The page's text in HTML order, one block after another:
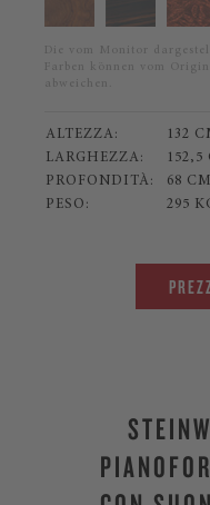
Die vom Monitor
Farben können vom
abweichen.
ALTEZZA:
132
LARGHEZZA:
152,5
PROFONDITÀ:
68 CM
PESO:
295